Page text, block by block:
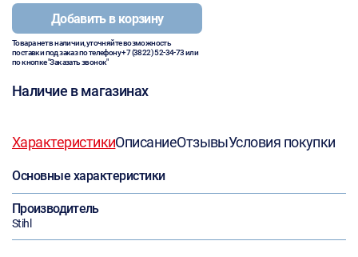
Добавить в корзину
Товара нет в наличии, уточняйте возможность
поставки под заказ по телефону+7 (3822) 52-34-73или
по кнопке "Заказать звонок"
Наличие в магазинах
ХарактеристикиОписаниеОтзывыУсловия покупки
Основные характеристики
Производитель
Stihl